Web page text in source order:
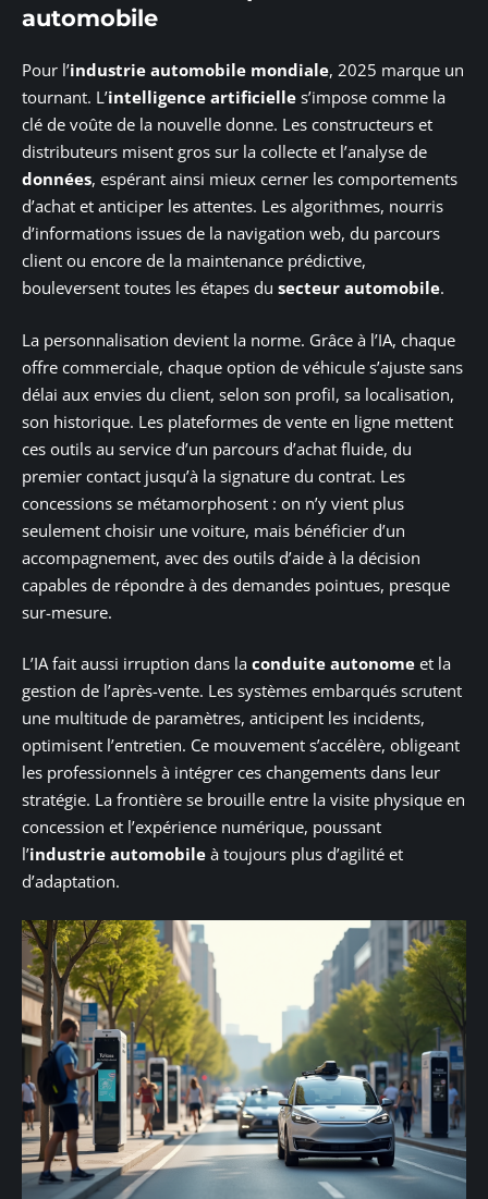
automobile
Pour l’industrie automobile mondiale, 2025 marque un
tournant. L’intelligence artificielle s’impose comme la
clé de voûte de la nouvelle donne. Les constructeurs et
distributeurs misent gros sur la collecte et l’analyse de
données, espérant ainsi mieux cerner les comportements
d’achat et anticiper les attentes. Les algorithmes, nourris
d’informations issues de la navigation web, du parcours
client ou encore de la maintenance prédictive,
bouleversent toutes les étapes du secteur automobile.
La personnalisation devient la norme. Grâce à l’IA, chaque
offre commerciale, chaque option de véhicule s’ajuste sans
délai aux envies du client, selon son profil, sa localisation,
son historique. Les plateformes de vente en ligne mettent
ces outils au service d’un parcours d’achat fluide, du
premier contact jusqu’à la signature du contrat. Les
concessions se métamorphosent : on n’y vient plus
seulement choisir une voiture, mais bénéficier d’un
accompagnement, avec des outils d’aide à la décision
capables de répondre à des demandes pointues, presque
sur-mesure.
L’IA fait aussi irruption dans la conduite autonome et la
gestion de l’après-vente. Les systèmes embarqués scrutent
une multitude de paramètres, anticipent les incidents,
optimisent l’entretien. Ce mouvement s’accélère, obligeant
les professionnels à intégrer ces changements dans leur
stratégie. La frontière se brouille entre la visite physique en
concession et l’expérience numérique, poussant
l’industrie automobile à toujours plus d’agilité et
d’adaptation.